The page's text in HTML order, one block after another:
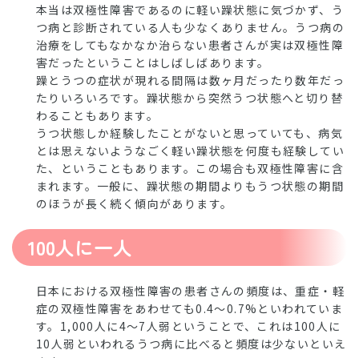
本当は双極性障害であるのに軽い躁状態に気づかず、う
つ病と診断されている人も少なくありません。うつ病の
治療をしてもなかなか治らない患者さんが実は双極性障
害だったということはしばしばあります。
躁とうつの症状が現れる間隔は数ヶ月だったり数年だっ
たりいろいろです。躁状態から突然うつ状態へと切り替
わることもあります。
うつ状態しか経験したことがないと思っていても、病気
とは思えないようなごく軽い躁状態を何度も経験してい
た、ということもあります。この場合も双極性障害に含
まれます。一般に、躁状態の期間よりもうつ状態の期間
のほうが長く続く傾向があります。
100人に一人
日本における双極性障害の患者さんの頻度は、重症・軽
症の双極性障害をあわせても0.4～0.7%といわれていま
す。1,000人に4～7人弱ということで、これは100人に
10人弱といわれるうつ病に比べると頻度は少ないといえ